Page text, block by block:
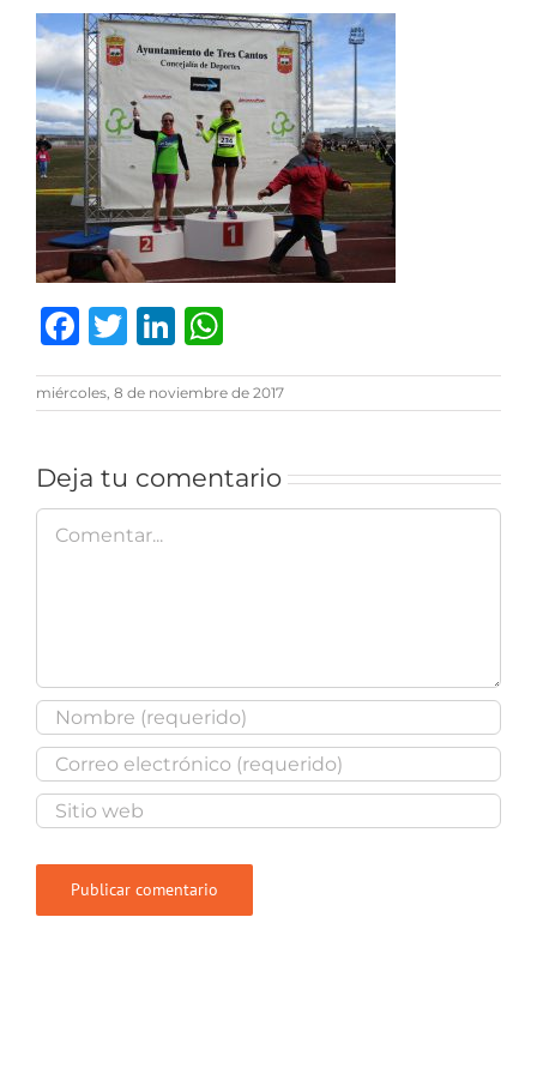
Facebook
TwitterLinkedIn
miércoles, 8 de noviembre de 2017
Deja tu comentario
Comentar